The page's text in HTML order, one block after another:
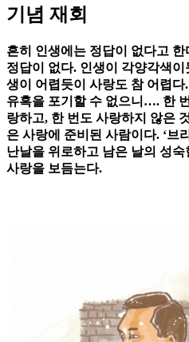
기념 재회
흔히 인생에는 정답이 없다고
정답이 없다. 인생이 각양각색
생이 어렵듯이 사랑도 참 어렵
유혹을 포기할 수 없으니…. 한
랑하고, 한 번도 사랑하지 않은
은 사랑에 준비된 사람이다. ‘브
난날을 위로하고 남은 날의 성
사랑을 보듬는다.